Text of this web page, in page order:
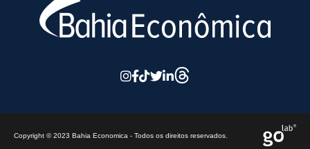
Copyright © 2023 Bahia Economica - Todos os direitos reservados.